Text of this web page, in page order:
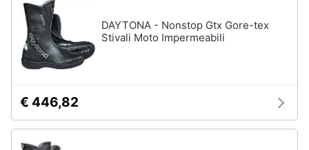
Orologi
donna
Vedi
tutti
Gioielli
DAYTONA - Nonstop Gtx Gore-tex
Stivali Moto Impermeabili
€ 446,82